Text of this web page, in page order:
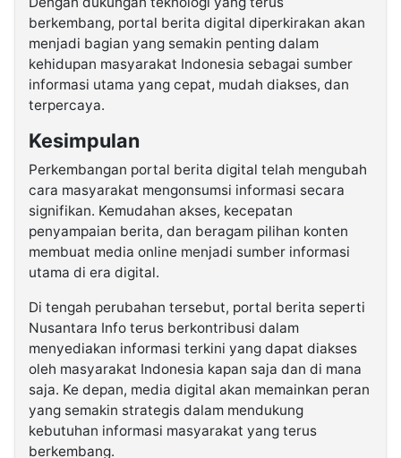
berkembang, portal berita digital diperkirakan akan
menjadi bagian yang semakin penting dalam
kehidupan masyarakat Indonesia sebagai sumber
informasi utama yang cepat, mudah diakses, dan
terpercaya.
Kesimpulan
Perkembangan portal berita digital telah mengubah
cara masyarakat mengonsumsi informasi secara
signifikan. Kemudahan akses, kecepatan
penyampaian berita, dan beragam pilihan konten
membuat media online menjadi sumber informasi
utama di era digital.
Di tengah perubahan tersebut, portal berita seperti
Nusantara Info terus berkontribusi dalam
menyediakan informasi terkini yang dapat diakses
oleh masyarakat Indonesia kapan saja dan di mana
saja. Ke depan, media digital akan memainkan peran
yang semakin strategis dalam mendukung
kebutuhan informasi masyarakat yang terus
berkembang.